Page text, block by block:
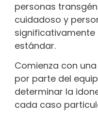
personas
cuidadoso y
estándar.
Comienza con
por parte del
determinar la
cada caso